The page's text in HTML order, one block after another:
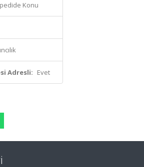
Konu
Adresli: Evet